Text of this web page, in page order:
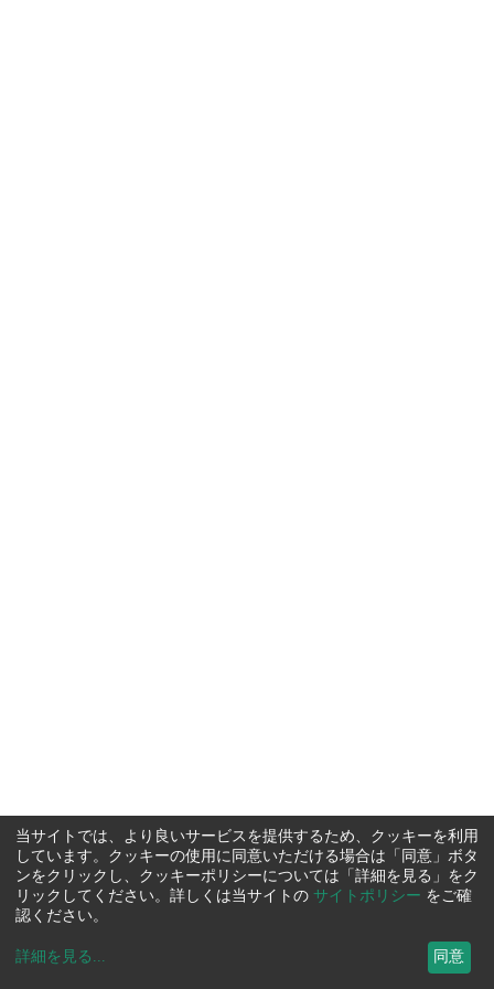
当サイトでは、より良いサービスを提供するため、クッキーを利用
しています。クッキーの使用に同意いただける場合は「同意」ボタ
ンをクリックし、クッキーポリシーについては「詳細を見る」をク
リックしてください。詳しくは当サイトの サイトポリシー をご確
認ください。
詳細を見る ... 同意